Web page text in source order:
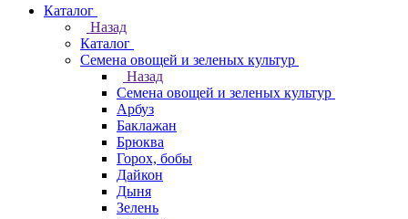
Каталог
Назад
Каталог
Семена овощей и зеленых культур
Назад
Семена овощей и зеленых культур
Арбуз
Баклажан
Брюква
Горох, бобы
Дайкон
Дыня
Зелень